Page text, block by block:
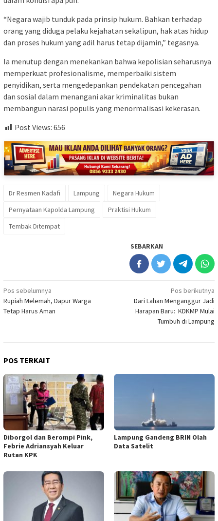
“Negara wajib tunduk pada prinsip hukum. Bahkan terhadap
orang yang diduga pelaku kejahatan sekalipun, hak atas hidup
dan proses hukum yang adil harus tetap dijamin,” tegasnya.
Ia menutup dengan menekankan bahwa kepolisian seharusnya
memperkuat profesionalisme, memperbaiki sistem
penyidikan, serta mengedepankan pendekatan pencegahan
dan sosial dalam menangani akar kriminalitas bukan
membangun narasi populis yang menormalisasi kekerasan.
Post Views: 656
Dr Resmen Kadafi Lampung
Negara Hukum
Pernyataan Kapolda Lampung
Praktisi Hukum
Tembak Ditempat
SEBARKAN
Navigasi
pos
Pos sebelumnya
Rupiah Melemah, Dapur Warga
Tetap Harus Aman
Pos berikutnya
Dari Lahan Menganggur Jadi
Harapan Baru: KDKMP Mulai
Tumbuh di Lampung
POS TERKAIT
Diborgol dan Berompi Pink,
Febrie Adriansyah Keluar
Rutan KPK
Lampung Gandeng BRIN Olah
Data Satelit